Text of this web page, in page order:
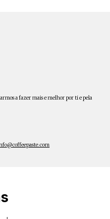
a fazer mais e melhor por ti e pela